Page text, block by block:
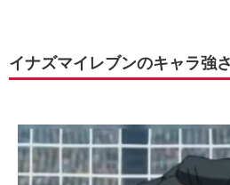
イナズマイレブンのキャラ強